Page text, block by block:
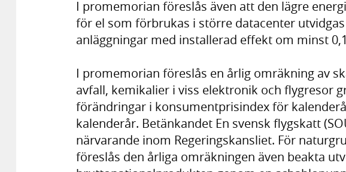
I promemorian föreslås även att den lägre
för el som förbrukas i större datacenter
anläggningar med installerad effekt om minst
I promemorian föreslås en årlig omräkning av
avfall, kemikalier i viss elektronik och flygresor
förändringar i konsumentprisindex för
kalenderår. Betänkandet En svensk flygskatt
närvarande inom Regeringskansliet. För
föreslås den årliga omräkningen även beakta